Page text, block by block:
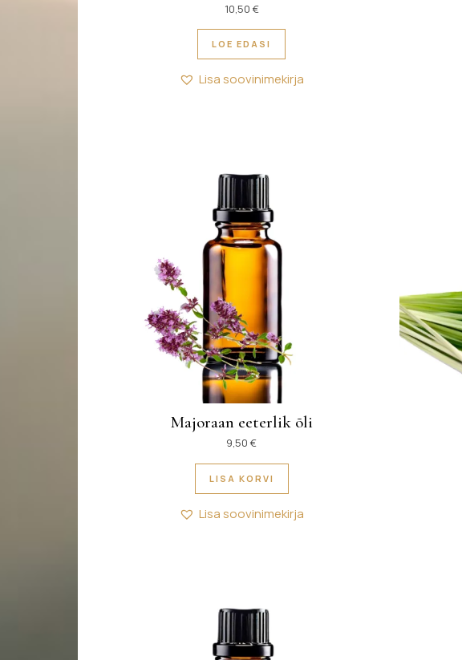
10,50 €
LOE EDASI
Lisa soovinimekirja
Majoraan eeterlik õli
9,50€
LISA KORVI
Lisa soovinimekirja